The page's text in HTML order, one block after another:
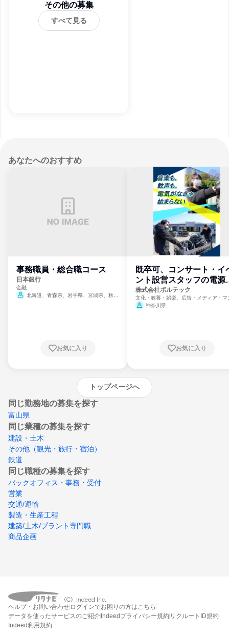
その他の募集
すべて見る
あなたへのおすすめ
事務職員・総合職コース
日本銀行
金融
北海道、青森県、岩手県、宮城県、秋田
崎県、熊本県、大分県、宮崎県、鹿児島県、
お気に入り
既卒可、コンサート・イ
ント設営スタッフの電源
門
株式会社ボルテック
文化・教養・娯楽、広告・メディア・マ
ミ、電力・ガス・水道・エネルギー
神奈川県
お気に入り
トップページへ
同じ勤務地の募集を探す
富山県
同じ業種の募集を探す
建設・土木
その他（観光・旅行・宿泊）
鉄道
同じ職種の募集を探す
バックオフィス・事務・受付
営業
交通/運輸
製造・生産工程
建築/土木/プラント専門職
商品企画
ヘルプ・お問い合わせ ログインでお困りの方はこちら
データを使ったサービスのご紹介Indeedプライバシー規約 リクルートID規約
Indeed利用規約